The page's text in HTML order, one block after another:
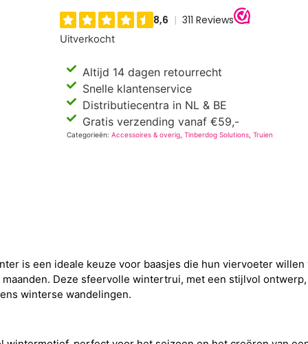
Uitverkocht
Altijd 14 dagen retourrecht
Snelle klantenservice
Distributiecentra in NL & BE
Gratis verzending vanaf €59,-
Categorieën:Accessoires & overig ,Tinberdog Solutions ,Truien
is een ideale keuze voor baasjes die hun viervoeter
Deze sfeervolle wintertrui, met een stijlvol
winterse wandelingen.